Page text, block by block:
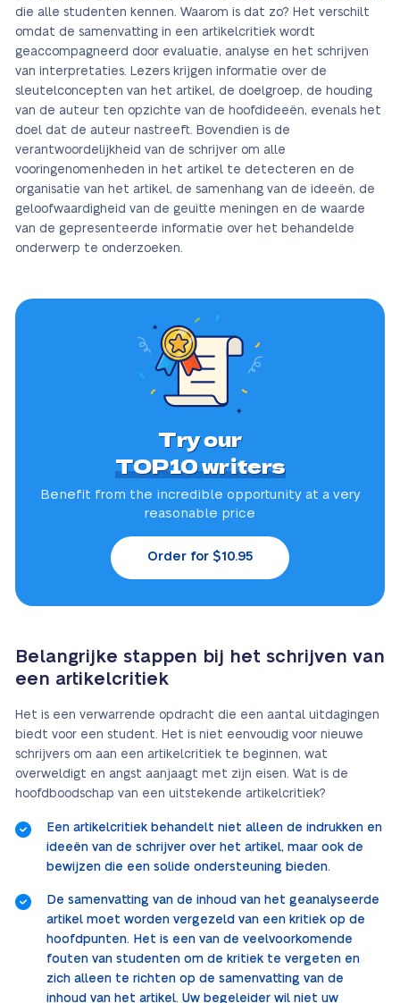
die alle studenten kennen. Waarom is dat zo? Het verschilt
omdat de samenvatting in een artikelcritiek wordt
geaccompagneerd door evaluatie, analyse en het schrijven
van interpretaties. Lezers krijgen informatie over de
sleutelconcepten van het artikel, de doelgroep, de houding
van de auteur ten opzichte van de hoofdideeën, evenals het
doel dat de auteur nastreeft. Bovendien is de
verantwoordelijkheid van de schrijver om alle
vooringenomenheden in het artikel te detecteren en de
organisatie van het artikel, de samenhang van de ideeën, de
geloofwaardigheid van de geuitte meningen en de waarde
van de gepresenteerde informatie over het behandelde
onderwerp te onderzoeken.
Try our
TOP10 writers
Benefit from the incredible opportunity at a very
reasonable price
Order for $10.95
Belangrijke stappen bij het schrijven van
een artikelcritiek
Het is een verwarrende opdracht die een aantal uitdagingen
biedt voor een student. Het is niet eenvoudig voor nieuwe
schrijvers om aan een artikelcritiek te beginnen, wat
overweldigt en angst aanjaagt met zijn eisen. Wat is de
hoofdboodschap van een uitstekende artikelcritiek?
Een artikelcritiek behandelt niet alleen de indrukken en
ideeën van de schrijver over het artikel, maar ook de
bewijzen die een solide ondersteuning bieden.
De samenvatting van de inhoud van het geanalyseerde
artikel moet worden vergezeld van een kritiek op de
hoofdpunten. Het is een van de veelvoorkomende
fouten van studenten om de kritiek te vergeten en
zich alleen te richten op de samenvatting van de
inhoud van het artikel. Uw begeleider wil niet uw